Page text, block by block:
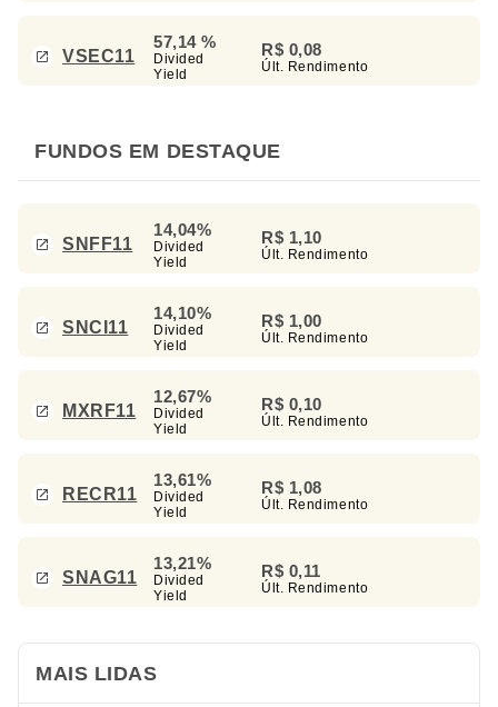
VSEC11
57,14 %
Divided
Yield
R$ 0,08
Últ. Rendimento
FUNDOS EM DESTAQUE
SNFF11
14,04%
Divided
Yield
R$ 1,10
Últ. Rendimento
SNCI11
14,10%
Divided
Yield
R$ 1,00
Últ. Rendimento
MXRF11
12,67%
Divided
Yield
R$ 0,10
Últ. Rendimento
RECR11
13,61%
Divided
Yield
R$ 1,08
Últ. Rendimento
SNAG11
13,21%
Divided
Yield
R$ 0,11
Últ. Rendimento
MAIS LIDAS